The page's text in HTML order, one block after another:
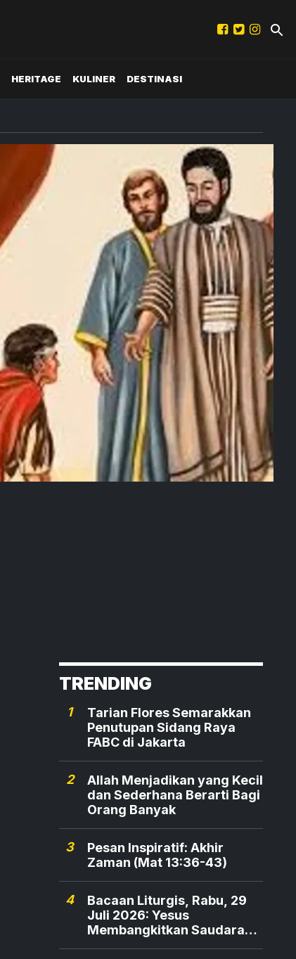
HERITAGE KULINER DESTINASI
TRENDING
1
Tarian Flores Semarakkan
Penutupan Sidang Raya
FABC di Jakarta
2
Allah Menjadikan yang Kecil
dan Sederhana Berarti Bagi
Orang Banyak
3
Pesan Inspiratif: Akhir
Zaman (Mat 13:36-43)
4
Bacaan Liturgis, Rabu, 29
Juli 2026: Yesus
Membangkitkan Saudara
Maria dan Marta